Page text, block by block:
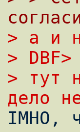
> а и
>
> тут
дело